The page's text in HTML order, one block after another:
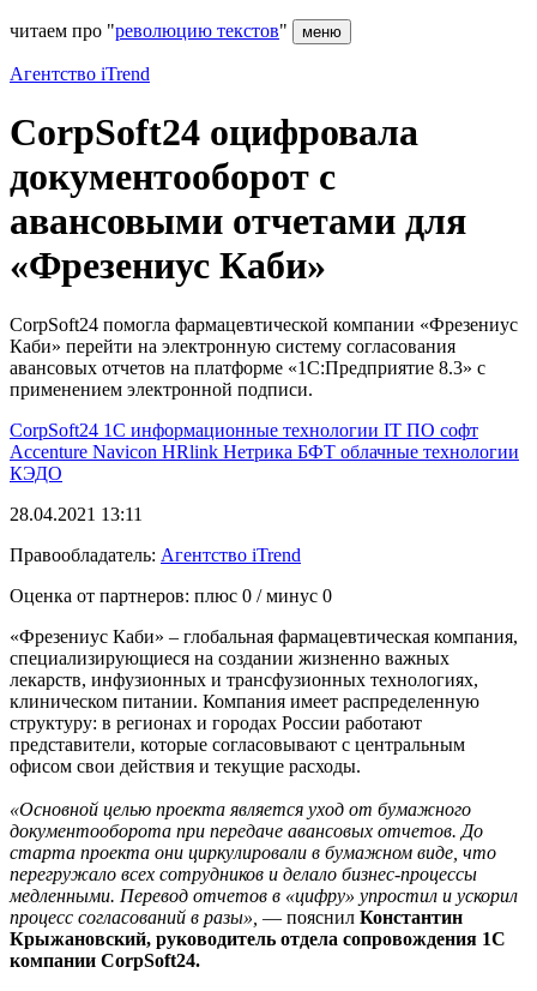
читаем про "революцию текстов" меню
Агентство iTrend
CorpSoft24 оцифровала
документооборот с
авансовыми отчетами для
«Фрезениус Каби»
CorpSoft24 помогла фармацевтической компании «Фрезениус
Каби» перейти на электронную систему согласования
авансовых отчетов на платформе «1С:Предприятие 8.3» с
применением электронной подписи.
CorpSoft24 1C информационные технологии IT ПО софт
Accenture Navicon HRlink Нетрика БФТ облачные технологии
КЭДО
28.04.2021 13:11
Правообладатель: Агентство iTrend
Оценка от партнеров: плюс 0 / минус 0
«Фрезениус Каби» – глобальная фармацевтическая компания,
специализирующиеся на создании жизненно важных
лекарств, инфузионных и трансфузионных технологиях,
клиническом питании. Компания имеет распределенную
структуру: в регионах и городах России работают
представители, которые согласовывают с центральным
офисом свои действия и текущие расходы.
«Основной целью проекта является уход от бумажного
документооборота при передаче авансовых отчетов. До
старта проекта они циркулировали в бумажном виде, что
перегружало всех сотрудников и делало бизнес-процессы
медленными. Перевод отчетов в «цифру» упростил и ускорил
процесс согласований в разы», — пояснил Константин
Крыжановский, руководитель отдела сопровождения 1С
компании CorpSoft24.